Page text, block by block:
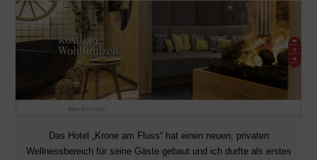
Das Hotel „Krone am Fluss“ hat einen neuen, privaten
Wellnessbereich für seine Gäste gebaut und ich durfte als erstes